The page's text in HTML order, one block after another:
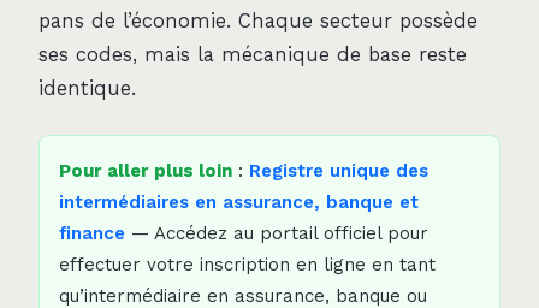
pans de l’économie. Chaque secteur possède
ses codes, mais la mécanique de base reste
identique.
Pour aller plus loin : Registre unique des
intermédiaires en assurance, banque et
finance — Accédez au portail officiel pour
effectuer votre inscription en ligne en tant
qu’intermédiaire en assurance, banque ou